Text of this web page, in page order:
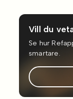
Vill du
Se hur
smartare.